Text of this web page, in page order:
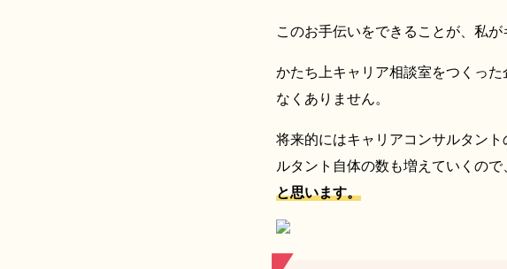
このお手伝いをできることが、私
かたち上キャリア相談室をつくっ
なくありません。
将来的にはキャリアコンサルタン
ルタント自体の数も増えていくので、
と思います。